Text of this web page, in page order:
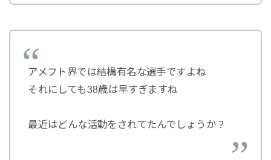
アメフト界では結構有名な選手ですよね
それにしても38歳は早すぎますね
最近はどんな活動をされてたんでしょうか？